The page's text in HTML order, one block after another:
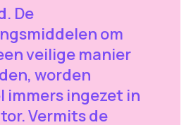
De
om
veilige manier
worden
immers ingezet in
Vermits de